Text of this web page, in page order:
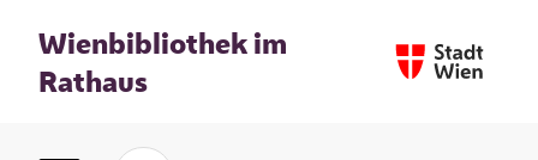
Wienbibliothek im
Rathaus